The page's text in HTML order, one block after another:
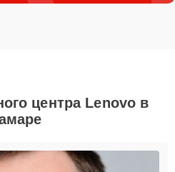
центра Lenovo в